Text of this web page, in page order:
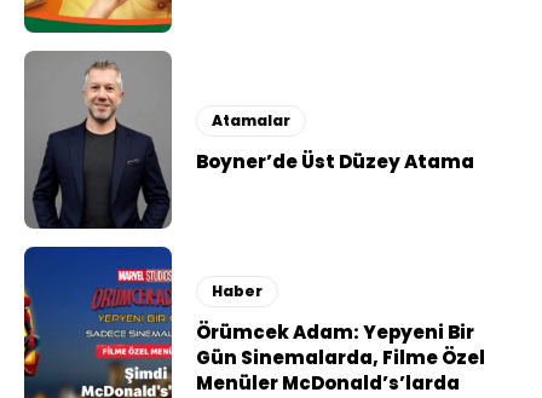
Atamalar
Boyner’de Üst Düzey Atama
Haber
Örümcek Adam: Yepyeni Bir
Gün Sinemalarda, Filme Özel
Menüler McDonald’s’larda